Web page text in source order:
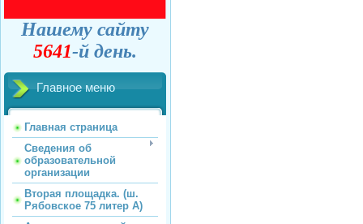
Нашему сайту
5641-й день.
Главное меню
Главная страница
Сведения об
образовательной
организации
Вторая площадка. (ш.
Рябовское 75 литер А)